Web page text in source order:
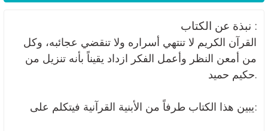
نبذة عن الكتاب :
القرآن الكريم لا تنتهي أسراره ولا تنقضي عجائبه، وكل
من أمعن النظر وأعمل الفكر ازداد يقيناً بأنه تنزيل من
حكيم حميد.
يبين هذا الكتاب طرفاً من الأبنية القرآنية فيتكلم على: